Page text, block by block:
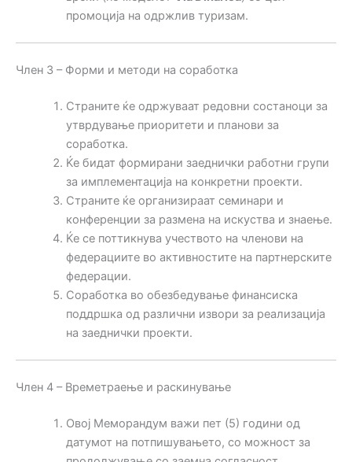
промоција на одржлив туризам.
Член 3 – Форми и методи на соработка
Страните ќе одржуваат редовни состаноци за
утврдување приоритети и планови за
соработка.
Ќе бидат формирани заеднички работни групи
за имплементација на конкретни проекти.
Страните ќе организираат семинари и
конференции за размена на искуства и знаење.
Ќе се поттикнува учеството на членови на
федерациите во активностите на партнерските
федерации.
Соработка во обезбедување финансиска
поддршка од различни извори за реализација
на заеднички проекти.
Член 4 – Времетраење и раскинување
Овој Меморандум важи пет (5) години од
датумот на потпишувањето, со можност за